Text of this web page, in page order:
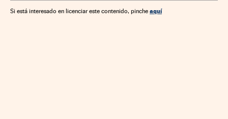
Si está interesado en licenciar este contenido, pinche aquí